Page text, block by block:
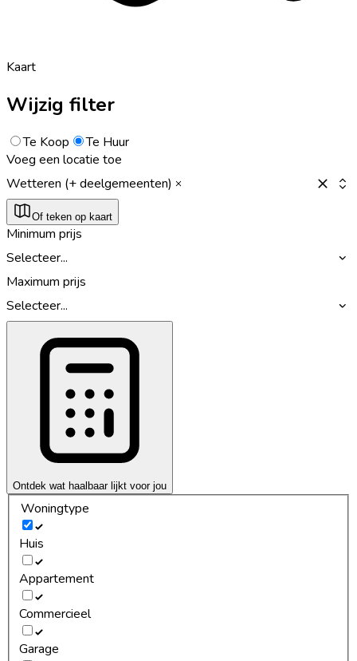
Kaart
Wijzig filter
Te Koop
Te Huur
Voeg een locatie toe
Wetteren (+ deelgemeenten)
Of teken op kaart
Minimum prijs
Selecteer...
Maximum prijs
Selecteer...
Ontdek wat haalbaar lijkt voor jou
Woningtype
Huis
Appartement
Commercieel
Garage